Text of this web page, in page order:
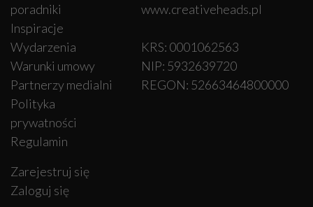
poradniki
Inspiracje
Wydarzenia
Warunki umowy
Partnerzy medialni
Polityka
prywatności
Regulamin
Zarejestruj się
Zaloguj się
www.creativeheads.pl
KRS: 0001062563
NIP: 5932639720
REGON: 52663464800000